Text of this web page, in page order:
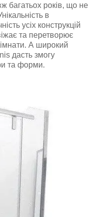
багатьох років, що не
в
усіх конструкцій
та перетворює
А широкий
дасть змогу
та форми.